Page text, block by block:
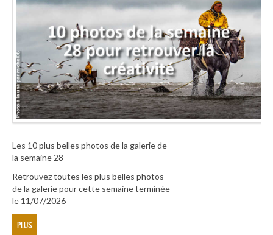
Les 10 plus belles photos de la galerie de
la semaine 28
Retrouvez toutes les plus belles photos
de la galerie pour cette semaine terminée
le 11/07/2026
PLUS